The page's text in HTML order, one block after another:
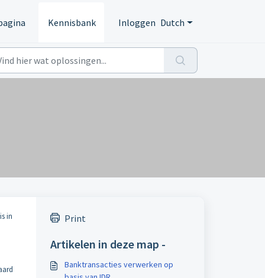
Kennisbank Inloggen Dutch
in Print
Artikelen in deze map -
Banktransacties verwerken op